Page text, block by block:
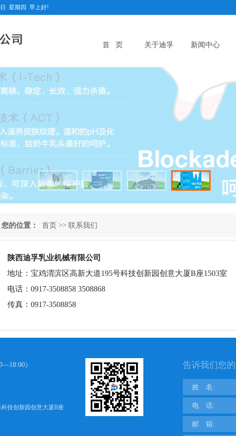
星期四 早上好!
首 页 关于迪孚 新闻中心
您的位置： 首页 >>联系我们
陕西迪孚乳业机械有限公司
址：宝鸡渭滨区高新大道195号科技创新园创意大厦B座1503室
话：0917-3508858 3508868
真：0917-3508858
）
技创新园创意大厦B座
告诉我们您
姓 名:
电 话:
邮 箱: